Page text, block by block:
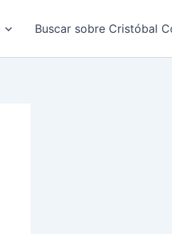
Buscar sobre Cristóbal